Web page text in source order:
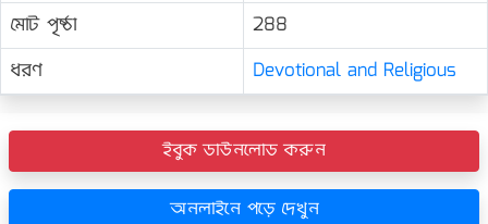
মোট পৃষ্ঠা
288
ধরণ
Devotional and Religious
ইবুক ডাউনলোড করুন
অনলাইনে পড়ে দেখুন